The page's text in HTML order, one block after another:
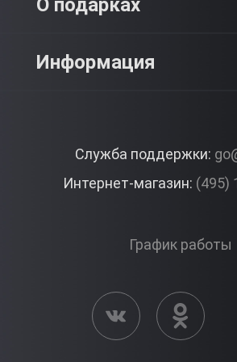
Premium
Контакты
О подарках
Как это
Вопросы и
Информация
Корпоративные
Активация
Служба поддержки:
Интернет-магазин: (495)
График работы